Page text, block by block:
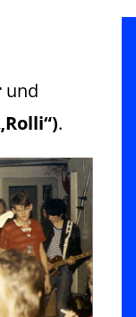
und
.